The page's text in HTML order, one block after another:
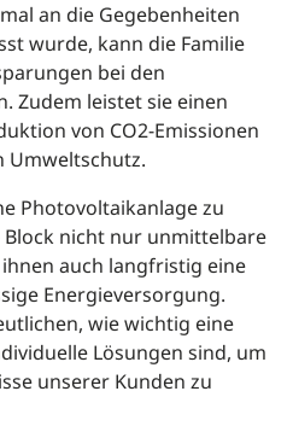
an die Gegebenheiten
wurde, kann die Familie
bei den
Zudem leistet sie einen
von CO2-Emissionen
Photovoltaikanlage zu
nicht nur unmittelbare
auch langfristig eine
Energieversorgung.
wie wichtig eine
Lösungen sind, um
unserer Kunden zu